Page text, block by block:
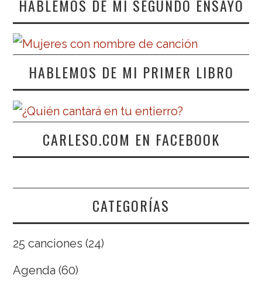
HABLEMOS DE MI SEGUNDO ENSAYO
HABLEMOS DE MI PRIMER LIBRO
CARLESO.COM EN FACEBOOK
CATEGORÍAS
25 canciones (24)
Agenda (60)